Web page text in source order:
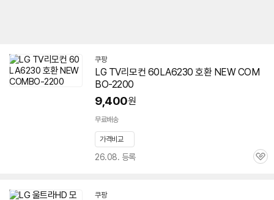
쿠팡
LG TV리모컨 60LA6230 호환 NEW COM
BO-2200
9,400원
무료배송
가격비교
26.08. 등록
관
쿠팡